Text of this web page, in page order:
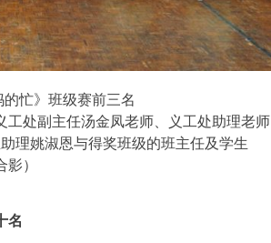
的忙》班级赛前三名
处副主任汤金凤老师、义工处助理老师
理姚淑恩与得奖班级的班主任及学生
）
名